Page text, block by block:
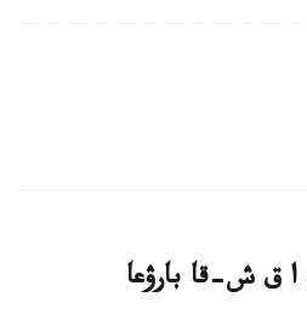
ا ق ش-قا بارۋعا